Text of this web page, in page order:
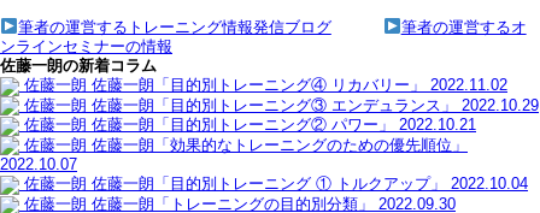
筆者の運営するトレーニング情報発信ブログ
筆者の運営するオ
ンラインセミナーの情報
佐藤一朗の新着コラム
佐藤一朗 佐藤一朗「目的別トレーニング④ リカバリー」
2022.11.02
佐藤一朗 佐藤一朗「目的別トレーニング③ エンデュランス」
2022.10.29
佐藤一朗 佐藤一朗「目的別トレーニング② パワー」
2022.10.21
佐藤一朗 佐藤一朗「効果的なトレーニングのための優先順位」
2022.10.07
佐藤一朗 佐藤一朗「目的別トレーニング ① トルクアップ」
2022.10.04
佐藤一朗 佐藤一朗「トレーニングの目的別分類」
2022.09.30